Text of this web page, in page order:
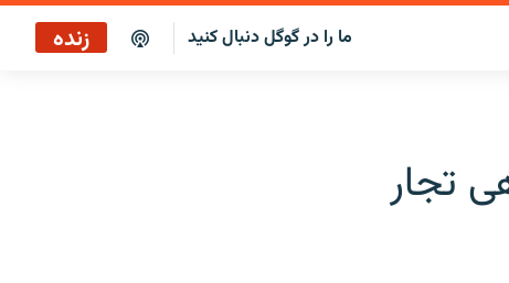
ما را در گوگل دنبال کنید زنده
تجار